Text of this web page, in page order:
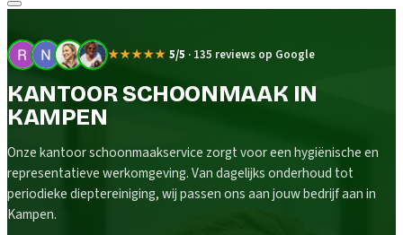
★★★★★ 5/5 · 135 reviews op Google
KANTOOR SCHOONMAAK IN
KAMPEN
Onze kantoor schoonmaakservice zorgt voor een hygiënische en
representatieve werkomgeving. Van dagelijks onderhoud tot
periodieke dieptereiniging, wij passen ons aan jouw bedrijf aan in
Kampen.